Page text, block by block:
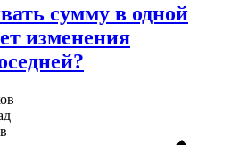
сумму в одной
изменения